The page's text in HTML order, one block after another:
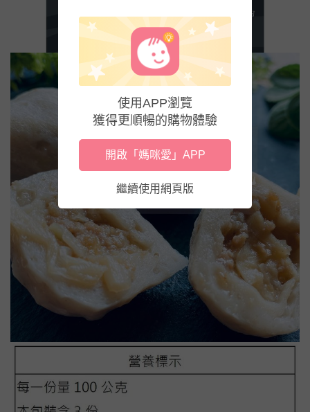
使用APP瀏覽
獲得更順暢的購物體驗
開啟「媽咪愛」APP
繼續使用網頁版